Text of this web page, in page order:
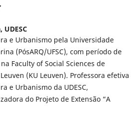
UDESC
e Urbanismo pela Universidade
(PósARQ/UFSC), com período de
Faculty of Social Sciences de
(KU Leuven). Professora efetiva
e Urbanismo da UDESC,
do Projeto de Extensão “A